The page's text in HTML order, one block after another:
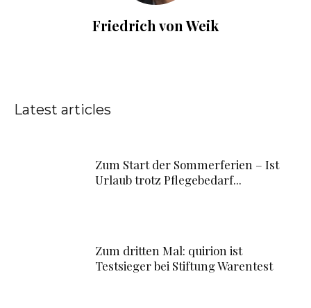
Friedrich von Weik
Latest articles
Zum Start der Sommerferien – Ist
Urlaub trotz Pflegebedarf...
Zum dritten Mal: quirion ist
Testsieger bei Stiftung Warentest